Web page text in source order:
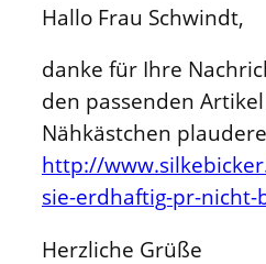
Hallo Frau Schwindt,
danke für Ihre
den passenden
Nähkästchen
http://
sie-erdhaftig-pr-
Herzliche Grüße